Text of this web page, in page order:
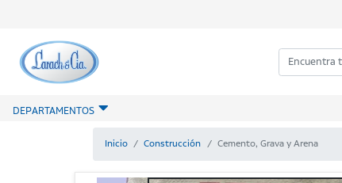
DEPARTAMENTOS
Inicio Construcción Cemento, Grava y Arena